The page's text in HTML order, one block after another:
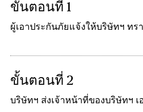
ขั้นตอนที่ 1
ผู้เอาประกันภัยแจ้งให้บริษัทฯ ทร
ขั้นตอนที่ 2
บริษัทฯ ส่งเจ้าหน้าที่ของบริษัทฯ เ